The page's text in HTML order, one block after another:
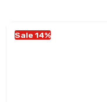
Sale 14%